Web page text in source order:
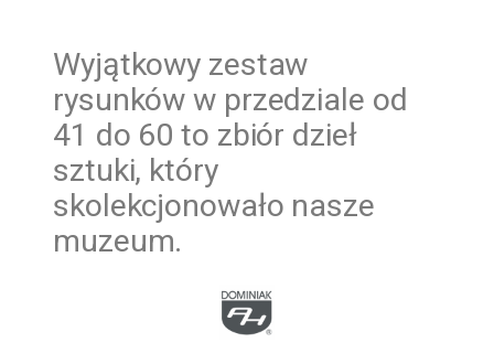
Wyjątkowy zestaw
rysunków w przedziale od
41 do 60 to zbiór dzieł
sztuki, który
skolekcjonowało nasze
muzeum.